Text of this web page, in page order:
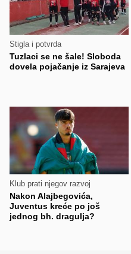
Stigla i potvrda
Tuzlaci se ne šale! Sloboda
dovela pojačanje iz Sarajeva
Klub prati njegov razvoj
Nakon Alajbegovića,
Juventus kreće po još
jednog bh. dragulja?